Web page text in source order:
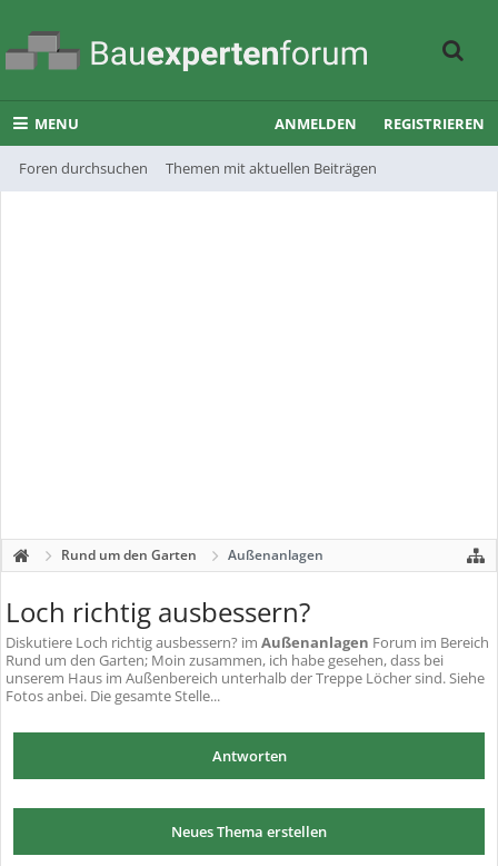
MENU
Foren durchsuchen Themen mit aktuellen Beiträgen
ANMELDEN REGISTRIEREN
Rund um den Garten Außenanlagen
Loch richtig ausbessern?
Diskutiere Loch richtig ausbessern? im Außenanlagen Forum im Bereich
Rund um den Garten; Moin zusammen, ich habe gesehen, dass bei
unserem Haus im Außenbereich unterhalb der Treppe Löcher sind. Siehe
Fotos anbei. Die gesamte Stelle...
Antworten
Neues Thema erstellen